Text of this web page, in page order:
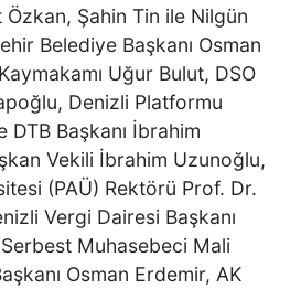
DENİZLİ DAHİL 27 İLDE DEV
OPERASYONU: 259
ŞÜPHELİ YAKALANDI
HEM SUÇLU HEM GÜÇLÜ
SALDIRGAN
Şahin Tin ile Nilgün
Belediye Başkanı Osman
Uğur Bulut, DSO
Denizli Platformu
Başkanı İbrahim
Vekili İbrahim Uzunoğlu,
(PAÜ) Rektörü Prof. Dr.
Vergi Dairesi Başkanı
Muhasebeci Mali
Osman Erdemir, AK